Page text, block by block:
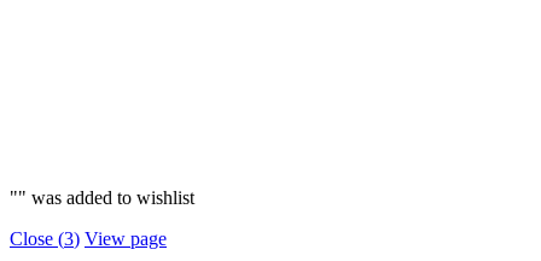
"" was added to wishlist
Close (3) View page